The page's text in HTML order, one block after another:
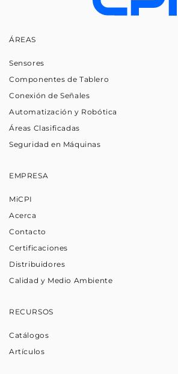
ÁREAS
Sensores
Componentes de Tablero
Conexión de Señales
Automatización y Robótica
Áreas Clasificadas
Seguridad en Máquinas
EMPRESA
MiCPI
Acerca
Contacto
Certificaciones
Distribuidores
Calidad y Medio Ambiente
RECURSOS
Catálogos
Artículos